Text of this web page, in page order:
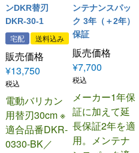
ンDKR替刃
DKR-30-1
宅配 送料込み
販売価格
¥13,750
税込
電動バリカン
用替刃30cm ※
適合品番DKR-
0330-BK／
ンテナンスパッ
ク 3年（＋2年）
保証
販売価格
¥7,700
税込
メーカー1年保
証に加えて延
長保証2年を適
用。メンテナ